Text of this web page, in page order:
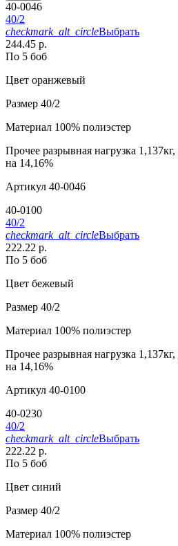
40-0046
40/2
checkmark_alt_circleВыбрать
244.45 р.
По 5 боб
Цвет оранжевый
Размер 40/2
Материал 100% полиэстер
Прочее разрывная нагрузка
на 14,16%
Артикул 40-0046
40-0100
40/2
checkmark_alt_circleВыбрать
222.22 р.
По 5 боб
Цвет бежевый
Размер 40/2
Материал 100% полиэстер
Прочее разрывная нагрузка
на 14,16%
Артикул 40-0100
40-0230
40/2
checkmark_alt_circleВыбрать
222.22 р.
По 5 боб
Цвет синий
Размер 40/2
Материал 100% полиэстер